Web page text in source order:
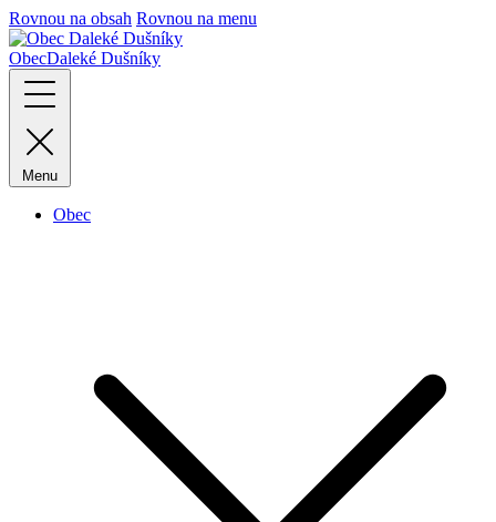
Rovnou na obsah Rovnou na menu
ObecDaleké Dušníky
Menu
Obec